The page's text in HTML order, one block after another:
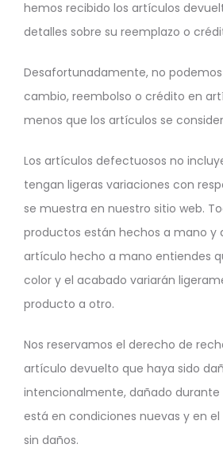
hemos recibido los artículos
detalles sobre su reemplazo o
Desafortunadamente, no
cambio, reembolso o crédito en
menos que los artículos se
Los artículos defectuosos no
tengan ligeras variaciones con
se muestra en nuestro sitio web.
productos están hechos a mano y
artículo hecho a mano entiendes
color y el acabado variarán
producto a otro.
Nos reservamos el derecho de
artículo devuelto que haya sido
intencionalmente, dañado durante
está en condiciones nuevas y en
sin daños.